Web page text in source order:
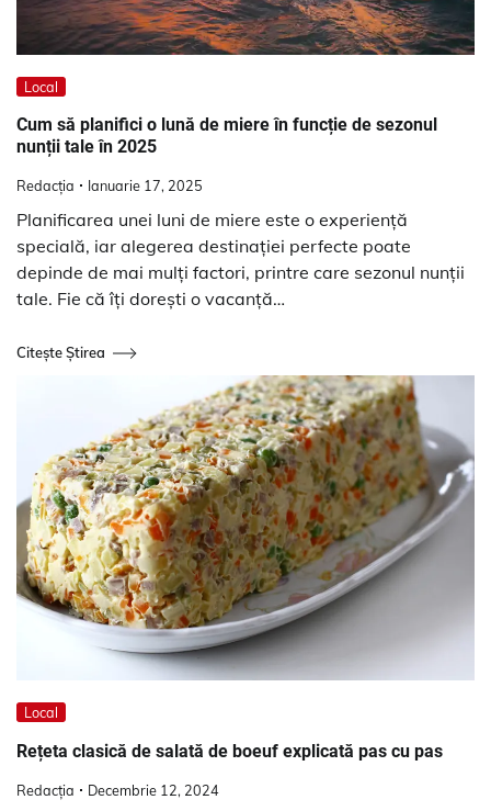
Local
Cum să planifici o lună de miere în funcție de sezonul
nunții tale în 2025
Redacția Ianuarie 17, 2025
Planificarea unei luni de miere este o experiență
specială, iar alegerea destinației perfecte poate
depinde de mai mulți factori, printre care sezonul nunții
tale. Fie că îți dorești o vacanță…
Citește Știrea
Local
Rețeta clasică de salată de boeuf explicată pas cu pas
Redacția Decembrie 12, 2024